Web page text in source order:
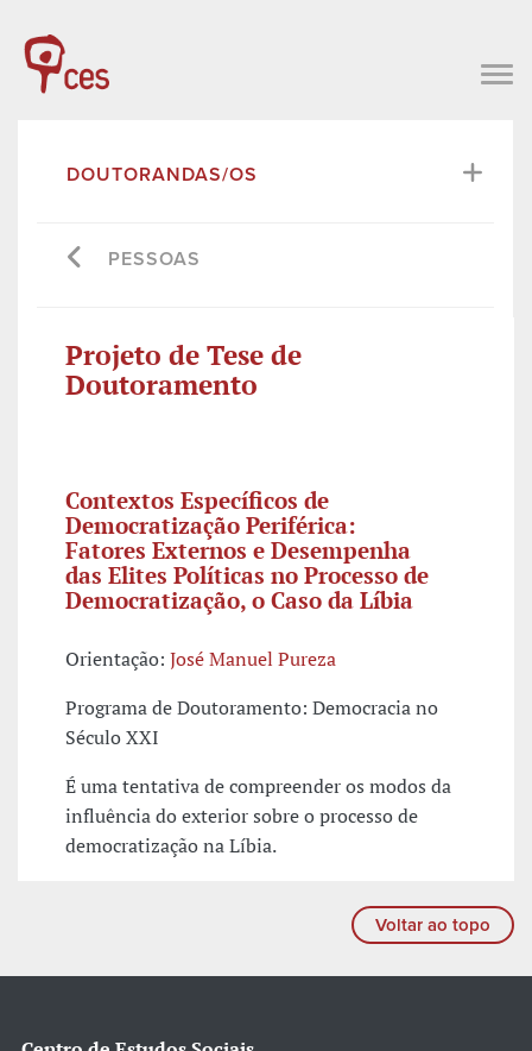
DOUTORANDAS/OS
PESSOAS
Projeto de Tese de
Doutoramento
Contextos Específicos de
Democratização Periférica:
Fatores Externos e Desempenha
das Elites Políticas no Processo de
Democratização, o Caso da Líbia
Orientação: José Manuel Pureza
Programa de Doutoramento: Democracia no
Século XXI
É uma tentativa de compreender os modos da
influência do exterior sobre o processo de
democratização na Líbia.
Voltar ao topo